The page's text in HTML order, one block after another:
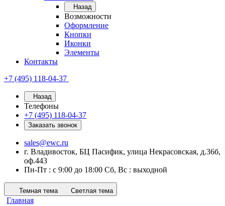
Назад
Возможности
Оформление
Кнопки
Иконки
Элементы
Контакты
+7 (495) 118-04-37
Назад
Телефоны
+7 (495) 118-04-37
Заказать звонок
sales@ewc.ru
г. Владивосток, БЦ Пасифик, улица Некрасовская, д.36б,
оф.443
Пн-Пт : с 9:00 до 18:00 Сб, Вс : выходной
Темная тема Светлая тема
Главная